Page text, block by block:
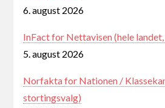
6. august 2026
InFact for Nettavisen (hele
5. august 2026
Norfakta for Nationen /
stortingsvalg)